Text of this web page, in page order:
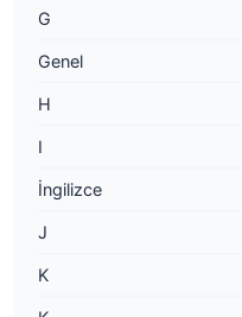
G
Genel
H
I
İngilizce
J
K